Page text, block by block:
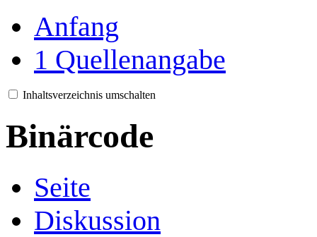
Anfang
1 Quellenangabe
Inhaltsverzeichnis umschalten
Binärcode
Seite
Diskussion